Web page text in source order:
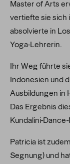
Master of Arts
vertiefte sie sich
absolvierte in
Yoga-Lehrerin.
Ihr Weg führte
Indonesien und
Ausbildungen in
Das Ergebnis
Kundalini-
Patricia ist
Segnung) und